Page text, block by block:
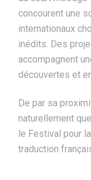
concourent une
internationaux
inédits. Des
accompagnent
découvertes et
De par sa
naturellement
le Festival pour
traduction